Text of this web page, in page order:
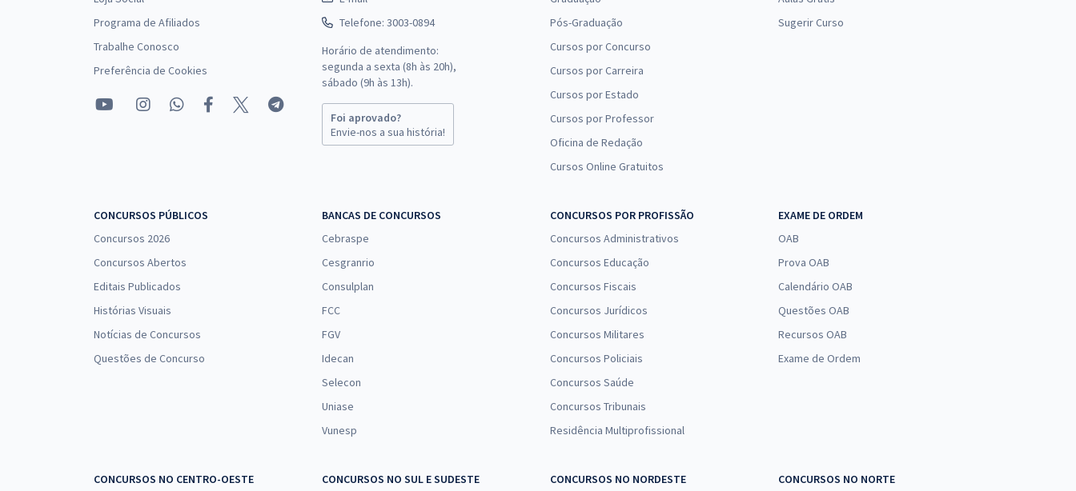
Programa de Afiliados
Trabalhe Conosco
Preferência de Cookies
Telefone: 3003-0894
Horário de atendimento:
segunda a sexta (8h às 20h),
sábado (9h às 13h).
Foi aprovado?
Envie-nos a sua história!
Pós-Graduação
Cursos por Concurso
Cursos por Carreira
Cursos por Estado
Cursos por Professor
Oficina de Redação
Cursos Online Gratuitos
Sugerir Curso
CONCURSOS PÚBLICOS
Concursos 2026
Concursos Abertos
Editais Publicados
Histórias Visuais
Notícias de Concursos
Questões de Concurso
BANCAS DE CONCURSOS
Cebraspe
Cesgranrio
Consulplan
FCC
FGV
Idecan
Selecon
Uniase
Vunesp
CONCURSOS POR PROFISSÃO
Concursos Administrativos
Concursos Educação
Concursos Fiscais
Concursos Jurídicos
Concursos Militares
Concursos Policiais
Concursos Saúde
Concursos Tribunais
Residência Multiprofissional
EXAME DE ORDEM
OAB
Prova OAB
Calendário OAB
Questões OAB
Recursos OAB
Exame de Ordem
CONCURSOS NO CENTRO-OESTE
CONCURSOS NO SUL E SUDESTE
CONCURSOS NO NORDESTE
CONCURSOS NO NORTE